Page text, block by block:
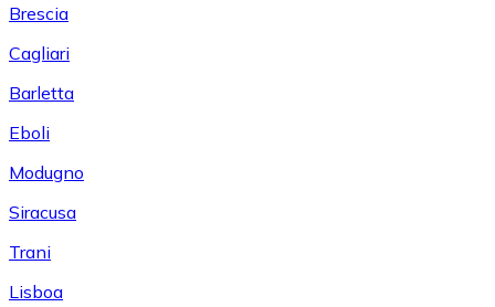
Brescia
Cagliari
Barletta
Eboli
Modugno
Siracusa
Trani
Lisboa